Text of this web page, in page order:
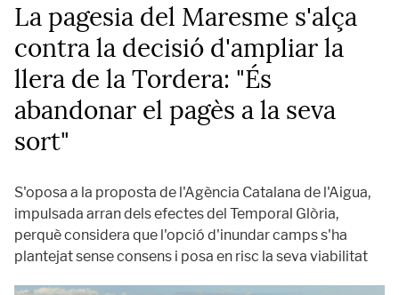
La pagesia del Maresme s'alça
contra la decisió d'ampliar la
llera de la Tordera: "És
abandonar el pagès a la seva
sort"
S'oposa a la proposta de l'Agència Catalana de l'Aigua,
impulsada arran dels efectes del Temporal Glòria,
perquè considera que l'opció d'inundar camps s'ha
plantejat sense consens i posa en risc la seva viabilitat